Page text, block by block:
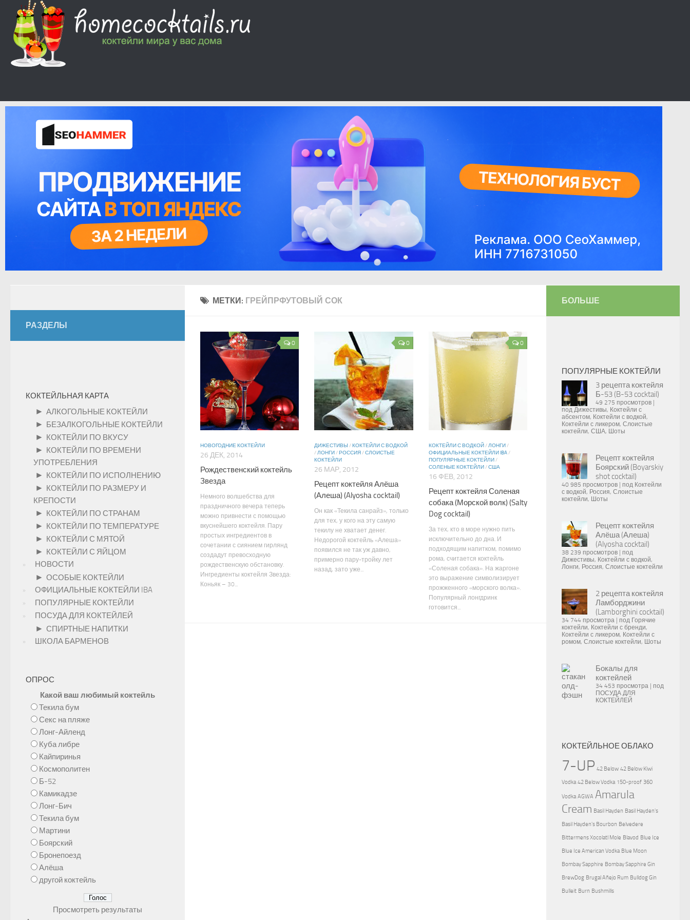
МЕТКИ: ГРЕЙПРФУТОВЫЙ СОК
0
НОВОГОДНИЕ КОКТЕЙЛИ
26 ДЕК, 2014
Рождественский коктейль
Звезда
Немного волшебства для
праздничного вечера теперь
можно привнести с помощью
вкуснейшего коктейля. Пару
простых ингредиентов в
сочетании с сиянием гирлянд
создадут превосходную
рождественскую обстановку.
Ингредиенты коктейля Звезда:
Коньяк – 30...
0
ДИЖЕСТИВЫ /КОКТЕЙЛИ С ВОДКОЙ
/ЛОНГИ/РОССИЯ/СЛОИСТЫЕ
КОКТЕЙЛИ
26 МАР, 2012
Рецепт коктейля Алёша
(Алеша) (Alyosha cocktail)
Он как «Текила санрайз», только
для тех, у кого на эту самую
текилу не хватает денег.
Недорогой коктейль «Алеша»
появился не так уж давно,
примерно пару-тройку лет
назад, зато уже...
0
КОКТЕЙЛИ С ВОДКОЙ/ЛОНГИ/
ОФИЦИАЛЬНЫЕ КОКТЕЙЛИ IBA/
ПОПУЛЯРНЫЕ КОКТЕЙЛИ/
СОЛЕНЫЕ КОКТЕЙЛИ/США
16 ФЕВ, 2012
Рецепт коктейля Соленая
собака (Морской волк) (Salty
Dog cocktail)
За тех, кто в море нужно пить
исключительно до дна. И
подходящим напитком, помимо
рома, считается коктейль
«Соленая собака». На жаргоне
это выражение символизирует
прожженного «морского волка».
Популярный лонгдринк
готовится...
РАЗДЕЛЫ
КОКТЕЙЛЬНАЯ КАРТА
► АЛКОГОЛЬНЫЕ КОКТЕЙЛИ
► БЕЗАЛКОГОЛЬНЫЕ КОКТЕЙЛИ
► КОКТЕЙЛИ ПО ВКУСУ
► КОКТЕЙЛИ ПО ВРЕМЕНИ
УПОТРЕБЛЕНИЯ
► КОКТЕЙЛИ ПО ИСПОЛНЕНИЮ
► КОКТЕЙЛИ ПО РАЗМЕРУ И
КРЕПОСТИ
► КОКТЕЙЛИ ПО СТРАНАМ
► КОКТЕЙЛИ ПО ТЕМПЕРАТУРЕ
► КОКТЕЙЛИ С МЯТОЙ
► КОКТЕЙЛИ С ЯЙЦОМ
НОВОСТИ
► ОСОБЫЕ КОКТЕЙЛИ
ОФИЦИАЛЬНЫЕ КОКТЕЙЛИ IBA
ПОПУЛЯРНЫЕ КОКТЕЙЛИ
ПОСУДА ДЛЯ КОКТЕЙЛЕЙ
► СПИРТНЫЕ НАПИТКИ
ШКОЛА БАРМЕНОВ
ОПРОС
Какой ваш любимый коктейль
Текила бум
Секс на пляже
Лонг-Айленд
Куба либре
Кайпиринья
Космополитен
Б-52
Камикадзе
Лонг-Бич
Текила бум
Мартини
Боярский
Бронепоезд
Алёша
другой коктейль
Просмотреть результаты
БОЛЬШЕ
ПОПУЛЯРНЫЕ КОКТЕЙЛИ
3 рецепта коктейля
Б-53 (B-53 cocktail)
49 275 просмотров
под Дижестивы, Коктейли с
абсентом, Коктейли с водкой,
Коктейли с ликером, Слоистые
коктейли, США, Шоты
Рецепт коктейля
Боярский (Boyarskiy
shot cocktail)
40 985 просмотров под Коктейли
с водкой, Россия, Слоистые
коктейли, Шоты
Рецепт коктейля
Алёша (Алеша)
(Alyosha cocktail)
38 239 просмотров
под
Дижестивы, Коктейли с водкой,
Лонги, Россия, Слоистые коктейли
2 рецепта коктейля
Ламборджини
(Lamborghini cocktail)
34 744 просмотра под Горячие
коктейли, Коктейли с бренди,
Коктейли с ликером, Коктейли с
ромом, Слоистые коктейли, Шоты
Бокалы для
коктейлей
34 453 просмотра
под
ПОСУДА ДЛЯ
КОКТЕЙЛЕЙ
КОКТЕЙЛЬНОЕ ОБЛАКО
7-UP 42 Below 42 Below Kiwi
Vodka 42 Below Vodka 150-proof 360
Vodka AGWA Amarula
Cream Basil Hayden Basil Hayden's
Basil Hayden's Bourbon Belvedere
Bittermens Xocolatl Mole Blavod Blue Ice
Blue Ice American Vodka Blue Moon
Bombay Sapphire Bombay Sapphire Gin
BrewDog Brugal Añejo Rum Bulldog Gin
Bulleit Burn Bushmills